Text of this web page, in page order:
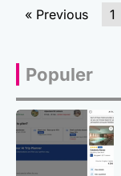
« Previous 1
Populer